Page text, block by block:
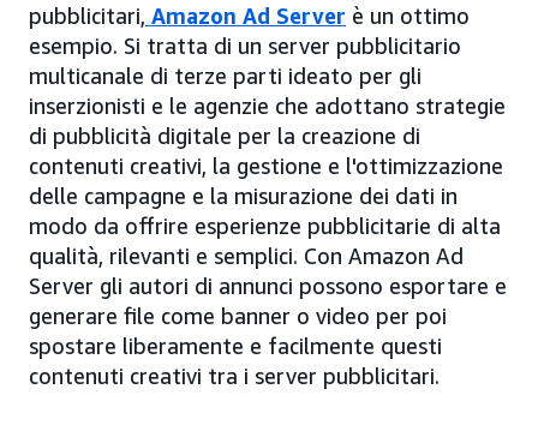
pubblicitari, Amazon Ad Server è un ottimo
esempio. Si tratta di un server pubblicitario
multicanale di terze parti ideato per gli
inserzionisti e le agenzie che adottano strategie
di pubblicità digitale per la creazione di
contenuti creativi, la gestione e l'ottimizzazione
delle campagne e la misurazione dei dati in
modo da offrire esperienze pubblicitarie di alta
qualità, rilevanti e semplici. Con Amazon Ad
Server gli autori di annunci possono esportare e
generare file come banner o video per poi
spostare liberamente e facilmente questi
contenuti creativi tra i server pubblicitari.